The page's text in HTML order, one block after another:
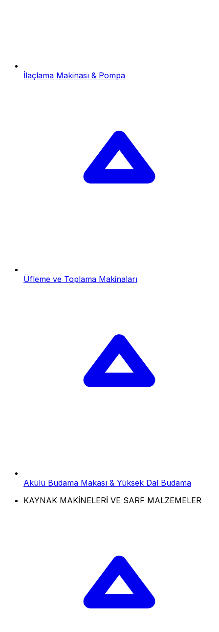
İlaçlama Makinası & Pompa
Üfleme ve Toplama Makinaları
Akülü Budama Makası & Yüksek Dal Budama
KAYNAK MAKİNELERİ VE SARF MALZEMELER